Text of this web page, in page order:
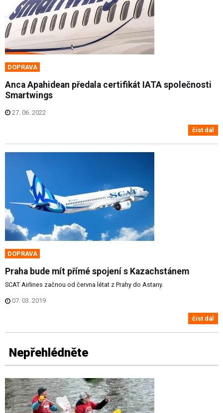
DOPRAVA
Anca Apahidean předala certifikát IATA společnosti
Smartwings
27. 06. 2022
číst dál
DOPRAVA
Praha bude mít přímé spojení s Kazachstánem
SCAT Airlines začnou od června létat z Prahy do Astany.
07. 03. 2019
číst dál
Nepřehlédněte